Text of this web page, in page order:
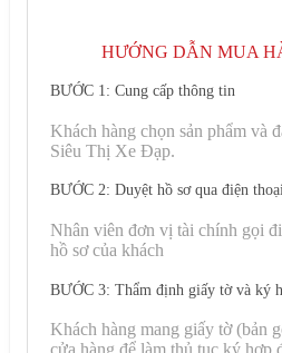
HƯỚNG DẪN MUA
BƯỚC 1: Cung cấp thông tin
Khách hàng chọn sản phẩm và
Siêu Thị Xe Đạp.
BƯỚC 2: Duyệt hồ sơ qua điện
Nhân viên đơn vị tài chính gọi
hồ sơ của khách
BƯỚC 3: Thẩm định giấy tờ và ký
Khách hàng mang giấy tờ (bản